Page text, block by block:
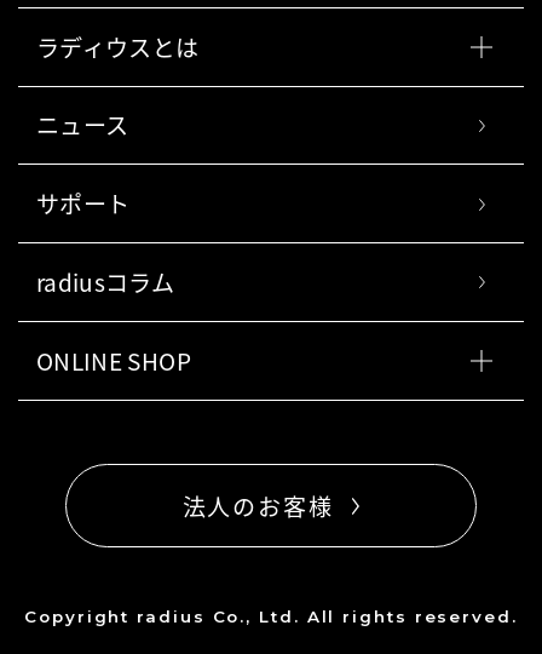
ラディウスとは
ニュース
サポート
radiusコラム
ONLINE SHOP
法人のお客様
Copyright radius Co., Ltd. All rights reserved.